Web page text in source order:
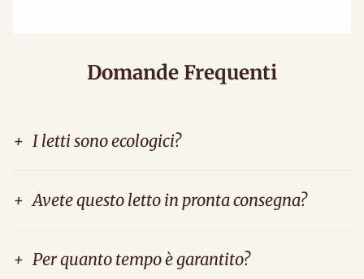
Domande Frequenti
+ I letti sono ecologici?
+ Avete questo letto in pronta consegna?
+ Per quanto tempo è garantito?